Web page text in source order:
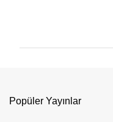
Popüler Yayınlar